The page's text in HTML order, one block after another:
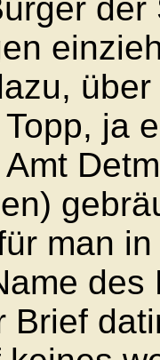
ja
man
Brief